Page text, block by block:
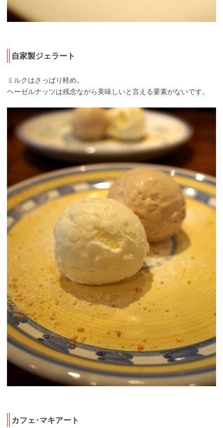
自家製ジェラート
ミルクはさっぱり軽め。
ヘーゼルナッツは残念ながら美味しいと言える要素がないです。
カフェ･マキアート